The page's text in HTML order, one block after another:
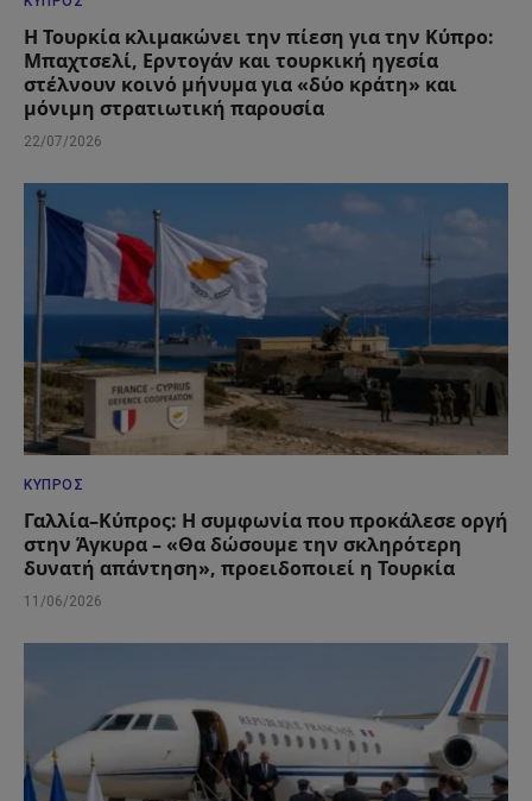
Η Τουρκία κλιμακώνει την πίεση για την Κύπρο:
Μπαχτσελί, Ερντογάν και τουρκική ηγεσία
στέλνουν κοινό μήνυμα για «δύο κράτη» και
μόνιμη στρατιωτική παρουσία
22/07/2026
ΚΎΠΡΟΣ
Γαλλία–Κύπρος: Η συμφωνία που προκάλεσε οργή
στην Άγκυρα – «Θα δώσουμε την σκληρότερη
δυνατή απάντηση», προειδοποιεί η Τουρκία
11/06/2026